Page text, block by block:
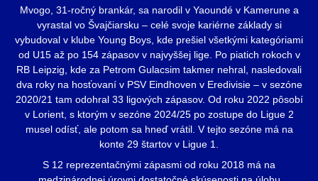
Mvogo, 31-ročný brankár, sa narodil v Yaoundé v Kamerune a
vyrastal vo Švajčiarsku – celé svoje kariérne základy si
vybudoval v klube Young Boys, kde prešiel všetkými kategóriami
od U15 až po 154 zápasov v najvyššej lige. Po piatich rokoch v
RB Leipzig, kde za Petrom Gulacsim takmer nehral, nasledovali
dva roky na hosťovaní v PSV Eindhoven v Eredivisie – v sezóne
2020/21 tam odohral 33 ligových zápasov. Od roku 2022 pôsobí
v Lorient, s ktorým v sezóne 2024/25 po zostupe do Ligue 2
musel odísť, ale potom sa hneď vrátil. V tejto sezóne má na
konte 29 štartov v Ligue 1.
S 12 reprezentačnými zápasmi od roku 2018 má na